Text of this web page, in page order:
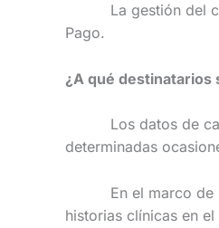
La gestión del
Pago.
¿A qué destinatarios
Los datos de
determinadas
En el marco de las
historias clínicas en